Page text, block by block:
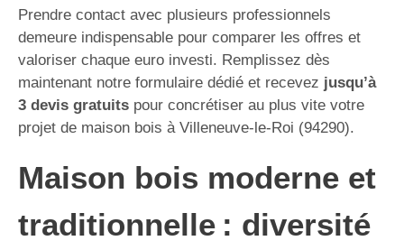
Prendre contact avec plusieurs professionnels
demeure indispensable pour comparer les offres et
valoriser chaque euro investi. Remplissez dès
maintenant notre formulaire dédié et recevez jusqu’à
3 devis gratuits pour concrétiser au plus vite votre
projet de maison bois à Villeneuve-le-Roi (94290).
Maison bois moderne et
traditionnelle : diversité